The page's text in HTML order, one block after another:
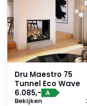
Dru Maestro 75
Tunnel Eco Wave
6.085,- A
Bekijken